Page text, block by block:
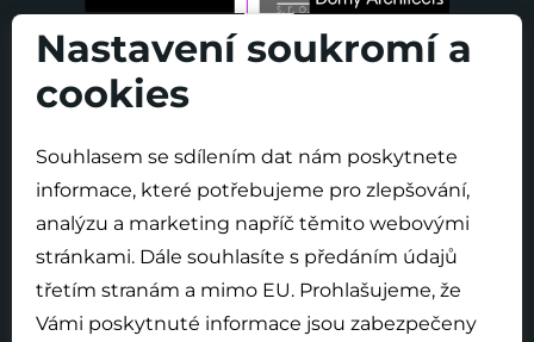
O projektu
Nová výstavba
Modernizace
Novinky
Nastavení soukromí a
cookies
Souhlasem se sdílením dat nám poskytnete
informace, které potřebujeme pro zlepšování,
analýzu a marketing napříč těmito webovými
stránkami. Dále souhlasíte s předáním údajů
třetím stranám a mimo EU. Prohlašujeme, že
Vámi poskytnuté informace jsou zabezpečeny